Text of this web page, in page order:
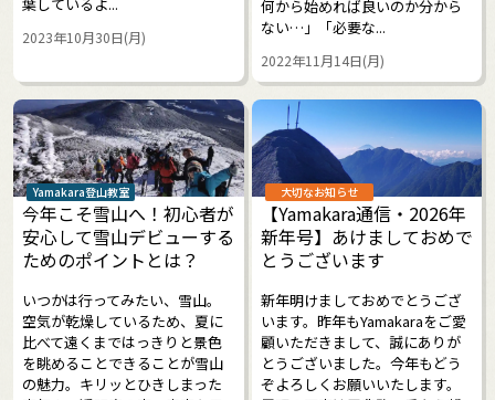
2023年10月30日(月)
何から始めれば良いのか分から
ない…」「必要な...
2022年11月14日(月)
Yamakara登山教室
今年こそ雪山へ！初心者が
安心して雪山デビューする
ためのポイントとは？
いつかは行ってみたい、雪山。
空気が乾燥しているため、夏に
比べて遠くまではっきりと景色
を眺めることできることが雪山
の魅力。キリッとひきしまった
大切なお知らせ
【Yamakara通信・2026年
新年号】あけましておめで
とうございます
新年明けましておめでとうござ
います。昨年もYamakaraをご愛
顧いただきまして、誠にありが
とうございました。今年もどう
ぞよろしくお願いいたします。